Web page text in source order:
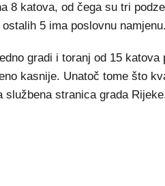
8 katova, od čega su tri
5 ima poslovnu namjenu.
gradi i toranj od 15
kasnije. Unatoč tome što
službena stranica grada